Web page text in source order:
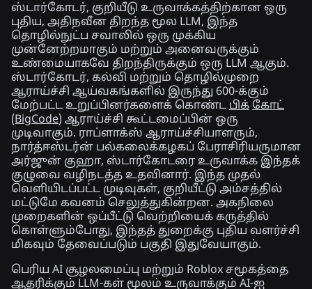
ஸ்டார்கோடர், குறியீடு உருவாக்கத்திற்கான ஒரு
புதிய, அதிநவீன திறந்த மூல LLM, இந்த
தொழில்நுட்ப சவாலில் ஒரு முக்கிய
முன்னேற்றமாகும் மற்றும் அனைவருக்கும்
உண்மையாகவே திறந்திருக்கும் ஒரு LLM ஆகும்.
ஸ்டார்கோடர், கல்வி மற்றும் தொழில்முறை
ஆராய்ச்சி ஆய்வகங்களில் இருந்து 600-க்கும்
மேற்பட்ட உறுப்பினர்களைக் கொண்ட பிக் கோட்
(BigCode) ஆராய்ச்சி கூட்டமைப்பின் ஒரு
முடிவாகும். ராப்ளாக்ஸ் ஆராய்ச்சியாளரும்,
நார்த்ஈஸ்டர்ன் பல்கலைக்கழகப் பேராசிரியருமான
அர்ஜுன் குஹா, ஸ்டார்கோடரை உருவாக்க இந்தக்
குழுவை வழிநடத்த உதவினார். இந்த முதல்
வெளியிடப்பட்ட முடிவுகள், குறியீட்டு அம்சத்தில்
மட்டுமே கவனம் செலுத்துகின்றன. அகநிலை
முறைகளின் ஒப்பீட்டு வெற்றியைக் கருத்தில்
கொள்ளும்போது, இந்தத் துறைக்கு புதிய வளர்ச்சி
மிகவும் தேவைப்படும் பகுதி இதுவேயாகும்.
பெரிய AI சூழலமைப்பு மற்றும் Roblox சமூகத்தை
ஆதரிக்கும் LLM-கள் மூலம் உருவாக்கும் AI-ஐ